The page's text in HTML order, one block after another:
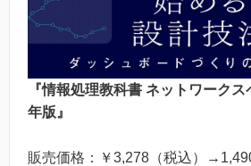
『情報処理教科書 ネットワーク
年版』
販売価格：￥3,278（税込）